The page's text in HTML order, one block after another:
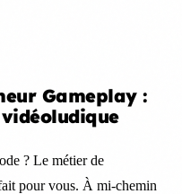
Gameplay :
? Le métier de
pour vous. À mi-chemin